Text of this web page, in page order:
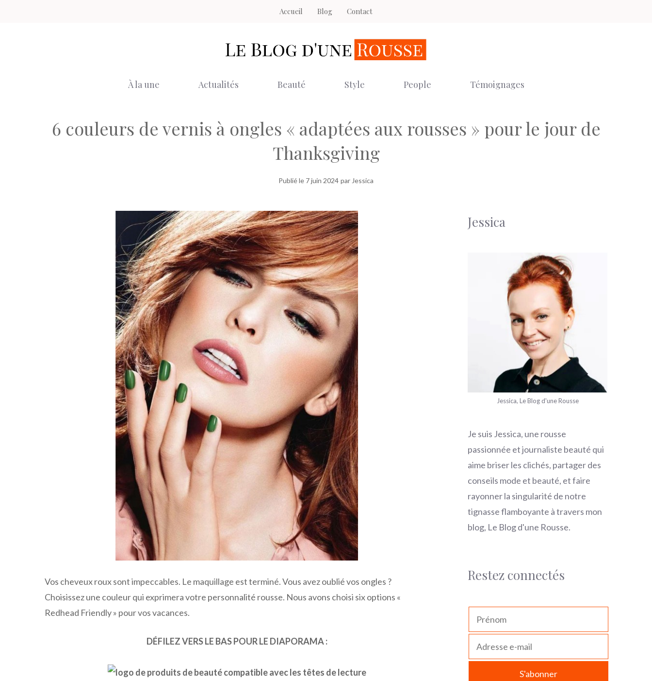
Accueil Blog Contact
À la une Actualités Beauté Style People Témoignages
6 couleurs de vernis à ongles « adaptées aux rousses » pour le jour de
Thanksgiving
Publié le 7 juin 2024 par Jessica
Vos cheveux roux sont impeccables. Le maquillage est terminé. Vous avez oublié vos ongles ?
Choisissez une couleur qui exprimera votre personnalité rousse. Nous avons choisi six options «
Redhead Friendly » pour vos vacances.
DÉFILEZ VERS LE BAS POUR LE DIAPORAMA :
Jessica
Jessica, Le Blog d'une Rousse
Je suis Jessica, une rousse
passionnée et journaliste beauté qui
aime briser les clichés, partager des
conseils mode et beauté, et faire
rayonner la singularité de notre
tignasse flamboyante à travers mon
blog, Le Blog d'une Rousse.
Restez connectés